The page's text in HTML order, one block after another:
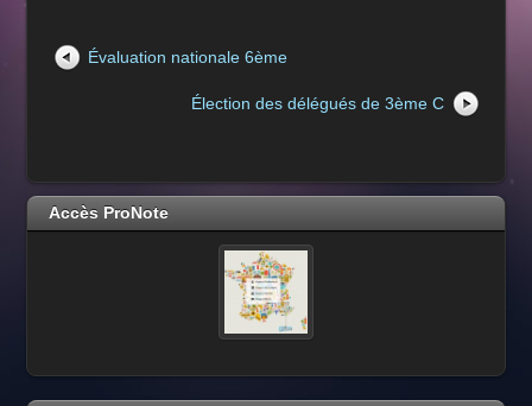
Évaluation nationale 6ème
Élection des délégués de 3ème C
Accès ProNote